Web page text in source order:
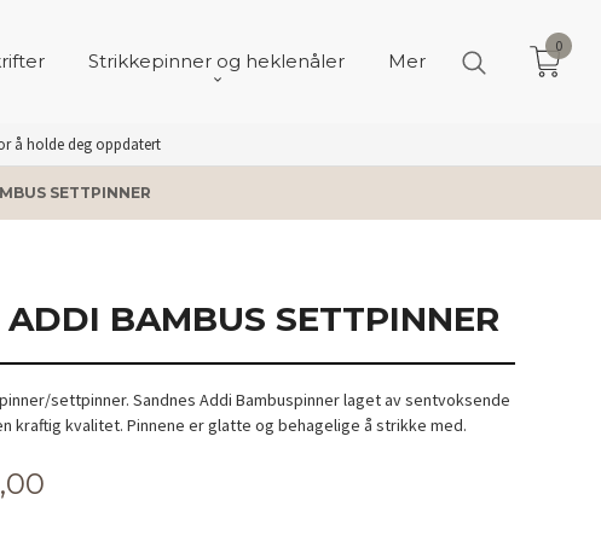
å holde deg oppdatert
Strikkepinner og heklenåler Mer
0
SETTPINNER
BAMBUS SETTPINNER
settpinner. Sandnes Addi Bambuspinner laget av sentvoksende
kraftig kvalitet. Pinnene er glatte og behagelige å strikke med.